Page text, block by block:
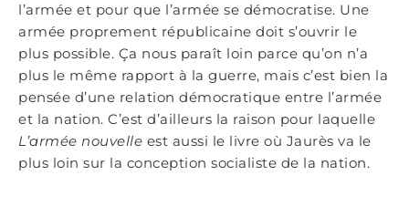
l’armée et pour que l’armée se démocratise. Une
armée proprement républicaine doit s’ouvrir le
plus possible. Ça nous paraît loin parce qu’on n’a
plus le même rapport à la guerre, mais c’est bien la
pensée d’une relation démocratique entre l’armée
et la nation. C’est d’ailleurs la raison pour laquelle
L’armée nouvelle est aussi le livre où Jaurès va le
plus loin sur la conception socialiste de la nation.